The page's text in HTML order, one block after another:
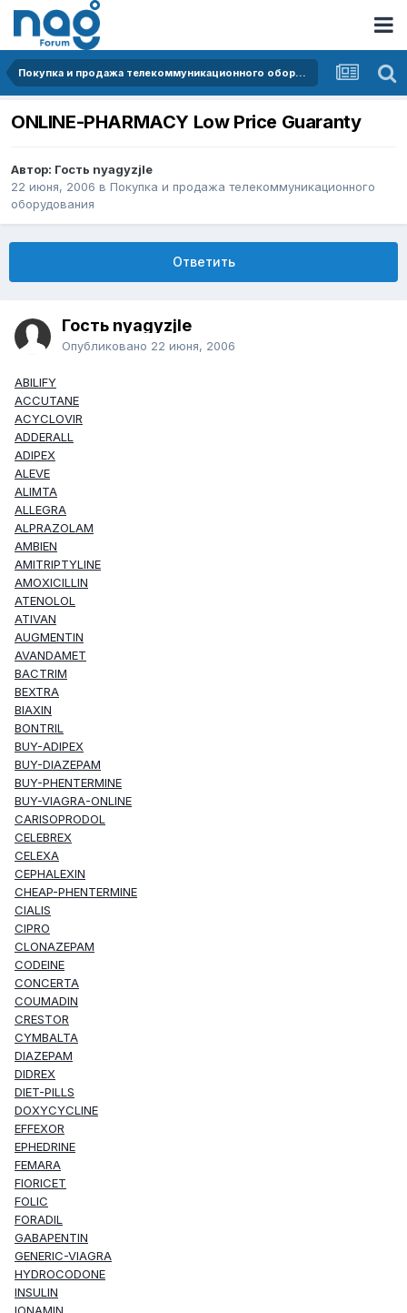
Покупка и продажа телекоммуникационного оборудования
ONLINE-PHARMACY Low Price Guaranty
Автор: Гость nyagyzjle
22 июня, 2006 в Покупка и продажа телекоммуникационного
оборудования
Ответить
Гость nyagyzjle
Опубликовано 22 июня, 2006
ABILIFY
ACCUTANE
ACYCLOVIR
ADDERALL
ADIPEX
ALEVE
ALIMTA
ALLEGRA
ALPRAZOLAM
AMBIEN
AMITRIPTYLINE
AMOXICILLIN
ATENOLOL
ATIVAN
AUGMENTIN
AVANDAMET
BACTRIM
BEXTRA
BIAXIN
BONTRIL
BUY-ADIPEX
BUY-DIAZEPAM
BUY-PHENTERMINE
BUY-VIAGRA-ONLINE
CARISOPRODOL
CELEBREX
CELEXA
CEPHALEXIN
CHEAP-PHENTERMINE
CIALIS
CIPRO
CLONAZEPAM
CODEINE
CONCERTA
COUMADIN
CRESTOR
CYMBALTA
DIAZEPAM
DIDREX
DIET-PILLS
DOXYCYCLINE
EFFEXOR
EPHEDRINE
FEMARA
FIORICET
FOLIC
FORADIL
GABAPENTIN
GENERIC-VIAGRA
HYDROCODONE
INSULIN